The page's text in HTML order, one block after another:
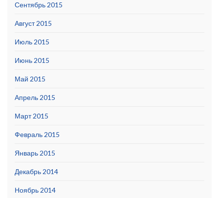
Сентябрь 2015
Август 2015
Июль 2015
Июнь 2015
Май 2015
Апрель 2015
Март 2015
Февраль 2015
Январь 2015
Декабрь 2014
Ноябрь 2014